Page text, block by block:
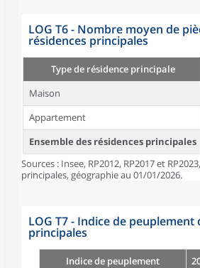
LOG T6 - Nombre moyen de
résidences principales
Type de résidence principale
Maison
Appartement
Ensemble des résidences principales
Sources : Insee, RP2012, RP2017 et
principales, géographie au 01/01/2026.
LOG T7 - Indice de peuplement
principales
Indice de peuplement